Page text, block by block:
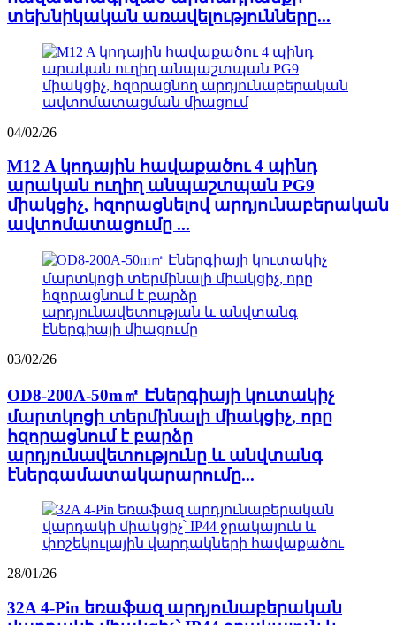
տեխնիկական առավելությունները...
04/02/26
M12 A կոդային հավաքածու 4 պինդ
արական ուղիղ անպաշտպան PG9
միակցիչ, հզորացնելով արդյունաբերական
ավտոմատացումը ...
03/02/26
OD8-200A-50m㎡ Էներգիայի կուտակիչ
մարտկոցի տերմինալի միակցիչ, որը
հզորացնում է բարձր
արդյունավետությունը և անվտանգ
էներգամատակարարումը...
28/01/26
32A 4-Pin եռաֆազ արդյունաբերական